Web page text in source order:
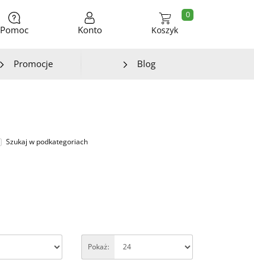
Pomoc Konto Koszyk
0
Promocje Blog
Szukaj w podkategoriach
Pokaż: